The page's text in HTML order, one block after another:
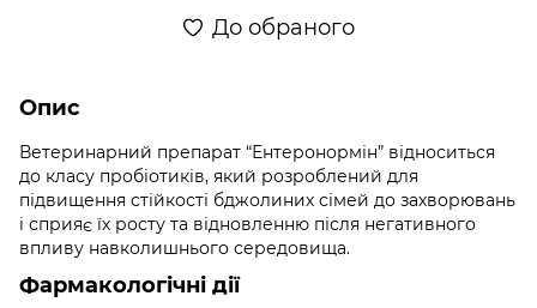
До обраного
Опис
Ветеринарний препарат “Ентеронормін” відноситься
до класу пробіотиків, який розроблений для
підвищення стійкості бджолиних сімей до захворювань
і сприяє їх росту та відновленню після негативного
впливу навколишнього середовища.
Фармакологічні дії